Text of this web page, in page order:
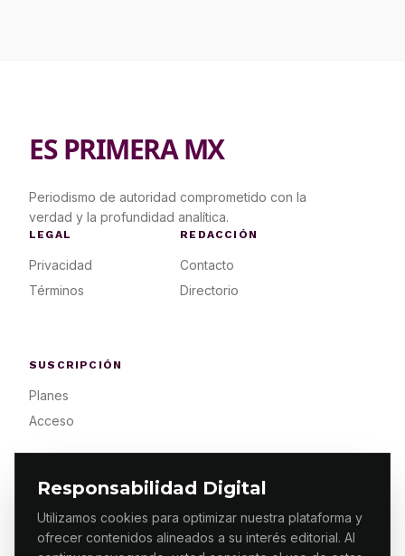
Responsabilidad Digital
Utilizamos cookies para optimizar nuestra plataforma y
ofrecer contenidos alineados a su interés editorial. Al
ES PRIMERA MX
Periodismo de autoridad comprometido con la
verdad y la profundidad analítica.
LEGAL
Privacidad
Términos
REDACCIÓN
Contacto
Directorio
SUSCRIPCIÓN
Planes
Acceso
© 2026 ES PRIMERA MX. ALGUNOS DERECHOS